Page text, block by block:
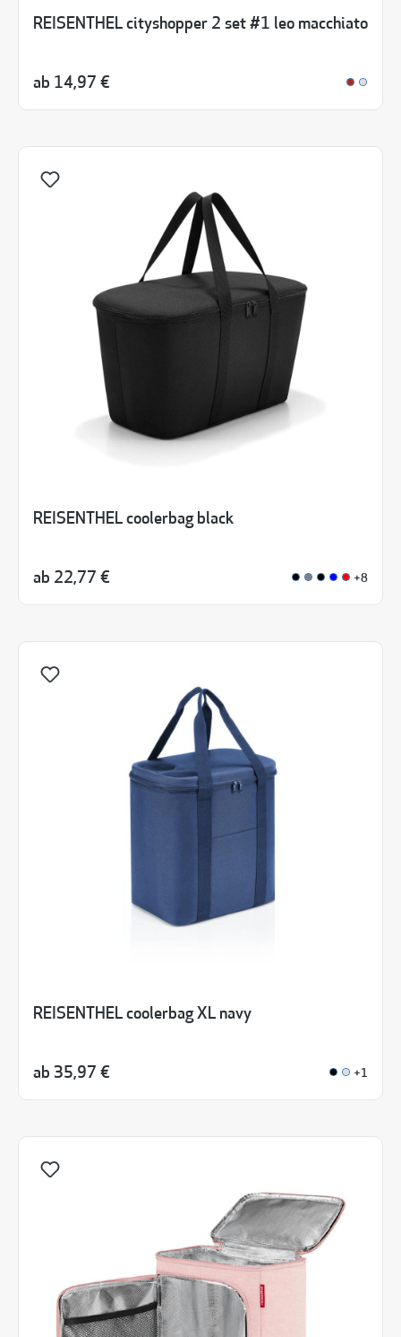
REISENTHEL cityshopper 2 set #1 leo macchiato
ab 14,97 €
REISENTHEL coolerbag black
ab 22,77 € +8
REISENTHEL coolerbag XL navy
ab 35,97 € +1